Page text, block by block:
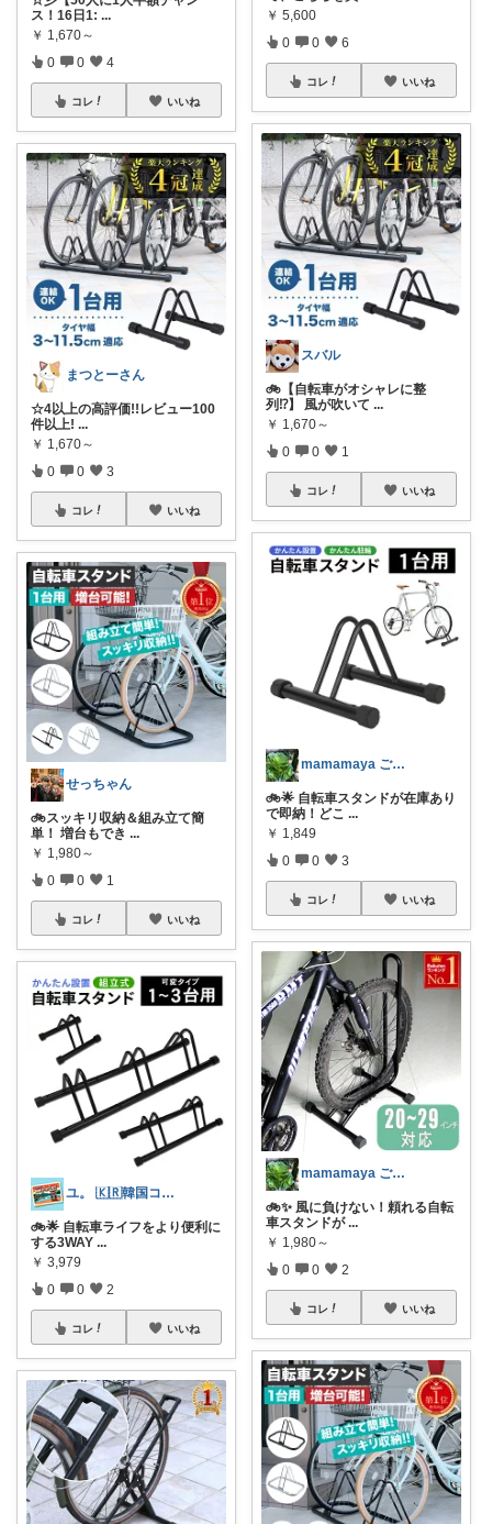
ス！16日1: ...
￥ 1,670～
0 0 4
コレ いいね
まつとーさん
☆4以上の高評価!!レビュー100
件以上! ...
￥ 1,670～
0 0 3
コレ いいね
せっちゃん
🚲スッキリ収納＆組み立て簡
単！ 増台もでき ...
￥ 1,980～
0 0 1
コレ いいね
ユ。 🇰🇷韓国コスメ♥子育て😊
🚲🌟 自転車ライフをより便利に
する3WAY ...
￥ 3,979
0 0 2
コレ いいね
￥ 5,600
0 0 6
コレ いいね
スバル
🚲【自転車がオシャレに整
列⁉】 風が吹いて ...
￥ 1,670～
0 0 1
コレ いいね
mamamaya ご購入頂き感謝
🚲🌟 自転車スタンドが在庫あり
で即納！どこ ...
￥ 1,849
0 0 3
コレ いいね
mamamaya ご購入頂き感謝
🚲✨ 風に負けない！頼れる自転
車スタンドが ...
￥ 1,980～
0 0 2
コレ いいね